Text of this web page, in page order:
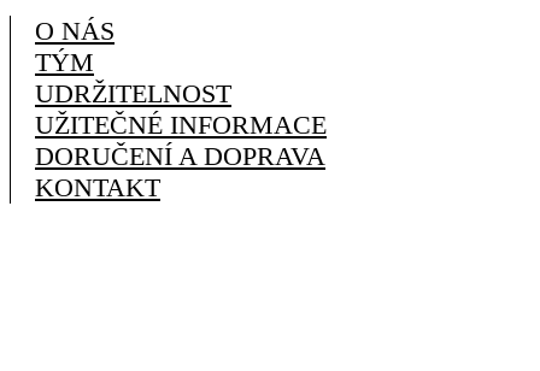
O NÁS
TÝM
UDRŽITELNOST
UŽITEČNÉ INFORMACE
DORUČENÍ A DOPRAVA
KONTAKT